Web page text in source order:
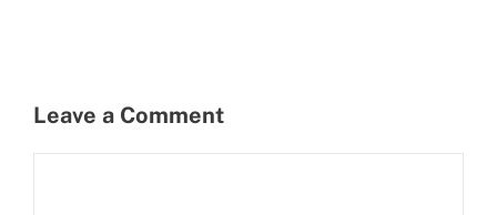
Leave a Comment